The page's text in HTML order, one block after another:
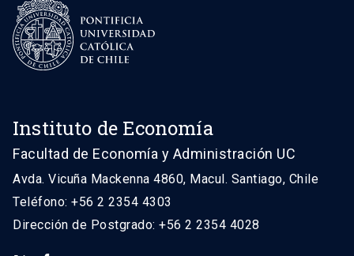
Instituto de Economía
Facultad de Economía y Administración UC
Avda. Vicuña Mackenna 4860, Macul. Santiago, Chile
Teléfono: +56 2 2354 4303
Dirección de Postgrado: +56 2 2354 4028